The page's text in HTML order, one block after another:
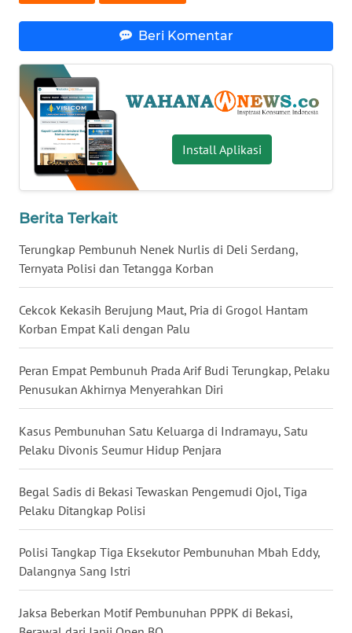
Beri Komentar
Install Aplikasi
Berita Terkait
Terungkap Pembunuh Nenek Nurlis di Deli Serdang,
Ternyata Polisi dan Tetangga Korban
Cekcok Kekasih Berujung Maut, Pria di Grogol Hantam
Korban Empat Kali dengan Palu
Peran Empat Pembunuh Prada Arif Budi Terungkap, Pelaku
Penusukan Akhirnya Menyerahkan Diri
Kasus Pembunuhan Satu Keluarga di Indramayu, Satu
Pelaku Divonis Seumur Hidup Penjara
Begal Sadis di Bekasi Tewaskan Pengemudi Ojol, Tiga
Pelaku Ditangkap Polisi
Polisi Tangkap Tiga Eksekutor Pembunuhan Mbah Eddy,
Dalangnya Sang Istri
Jaksa Beberkan Motif Pembunuhan PPPK di Bekasi,
SULTRA
WN
NTB
WN
WN
SULBAR
WN
SUMBAR
SUMSEL
BENGKULU
LAMPUNG
WN
JATENG